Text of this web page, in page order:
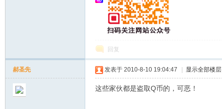
回复
郝圣先 发表于 2010-8-10 19:04:47 显示全部楼层
这些家伙都是盗取Q币的，可恶！